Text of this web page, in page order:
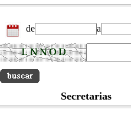
de a
Secretarias